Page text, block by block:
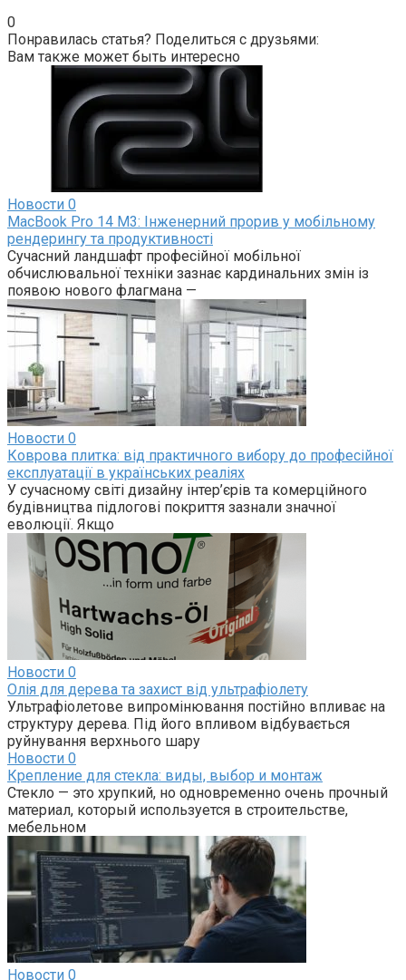
0
Понравилась статья? Поделиться с друзьями:
Вам также может быть интересно
Новости 0
MacBook Pro 14 M3: Інженерний прорив у мобільному
рендерингу та продуктивності
Сучасний ландшафт професійної мобільної
обчислювальної техніки зазнає кардинальних змін із
появою нового флагмана —
Новости 0
Коврова плитка: від практичного вибору до професійної
експлуатації в українських реаліях
У сучасному світі дизайну інтер’єрів та комерційного
будівництва підлогові покриття зазнали значної
еволюції. Якщо
Новости 0
Олія для дерева та захист від ультрафіолету
Ультрафіолетове випромінювання постійно впливає на
структуру дерева. Під його впливом відбувається
руйнування верхнього шару
Новости 0
Крепление для стекла: виды, выбор и монтаж
Стекло — это хрупкий, но одновременно очень прочный
материал, который используется в строительстве,
мебельном
Новости 0